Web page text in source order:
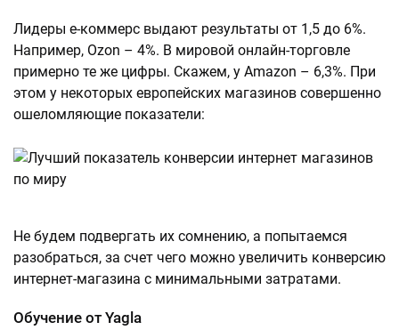
Лидеры е-коммерс выдают результаты от 1,5 до 6%.
Например, Ozon – 4%. В мировой онлайн-торговле
примерно те же цифры. Скажем, у Amazon – 6,3%. При
этом у некоторых европейских магазинов совершенно
ошеломляющие показатели:
Не будем подвергать их сомнению, а попытаемся
разобраться, за счет чего можно увеличить конверсию
интернет-магазина с минимальными затратами.
Обучение от Yagla